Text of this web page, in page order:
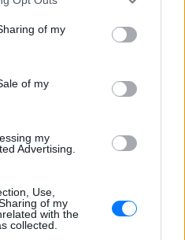
of my
of my
my
Advertising.
Use,
of my
with the
collected.
μπορεί επίσης να
το συμφέρον τους να
Απλά φανταστείτε τη
χρεοκοπήσει έναντι
τομέα, η Γαλλία και η
περίπου 160 δισ. ¤. Η
Ολάντ θα μείνουν
οικονομικοί